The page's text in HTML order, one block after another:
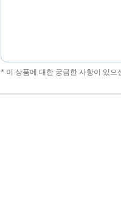
* 이 상품에 대한 궁금한 사항이 있